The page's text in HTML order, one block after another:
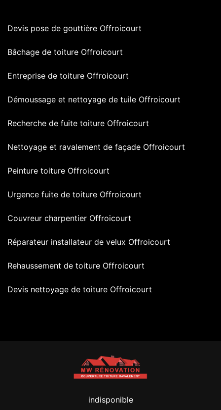
Devis pose de gouttière Offroicourt
Bâchage de toiture Offroicourt
Entreprise de toiture Offroicourt
Démoussage et nettoyage de tuile Offroicourt
Recherche de fuite toiture Offroicourt
Nettoyage et ravalement de façade Offroicourt
Peinture toiture Offroicourt
Urgence fuite de toiture Offroicourt
Couvreur charpentier Offroicourt
Réparateur installateur de velux Offroicourt
Rehaussement de toiture Offroicourt
Devis nettoyage de toiture Offroicourt
indisponible